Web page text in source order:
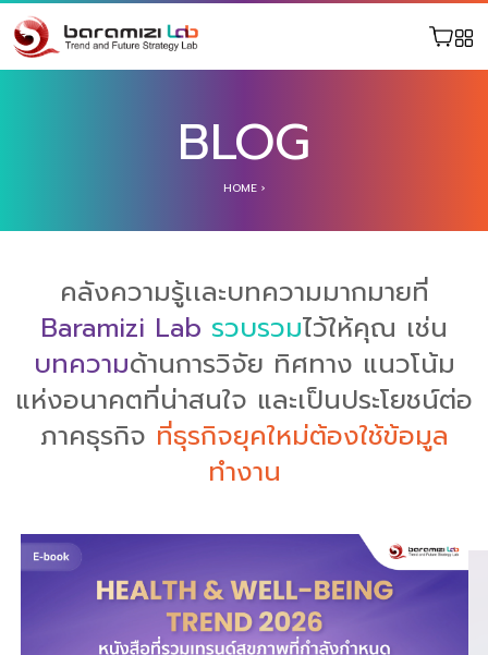
BLOG
HOME›
คลังความรู้เเละบทความมากมายที่
Baramizi Lab รวบรวมไว้ให้คุณ เช่น
บทความด้านการวิจัย ทิศทาง แนวโน้ม
แห่งอนาคตที่น่าสนใจ และเป็นประโยชน์ต่อ
ภาคธุรกิจ ที่ธุรกิจยุคใหม่ต้องใช้ข้อมูล
ทำงาน